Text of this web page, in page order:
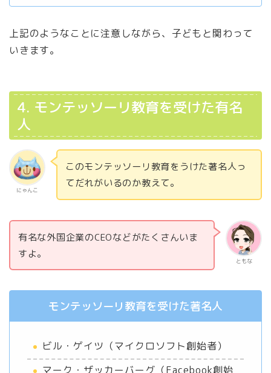
上記のようなことに注意しながら、子どもと関わって
いきます。
4. モンテッソーリ教育を受けた有名
人
にゃんこ
このモンテッソーリ教育をうけた著名人っ
てだれがいるのか教えて。
ともな
有名な外国企業のCEOなどがたくさんいま
すよ。
モンテッソーリ教育を受けた著名人
ビル・ゲイツ（マイクロソフト創始者）
マーク・ザッカーバーグ（Facebook創始